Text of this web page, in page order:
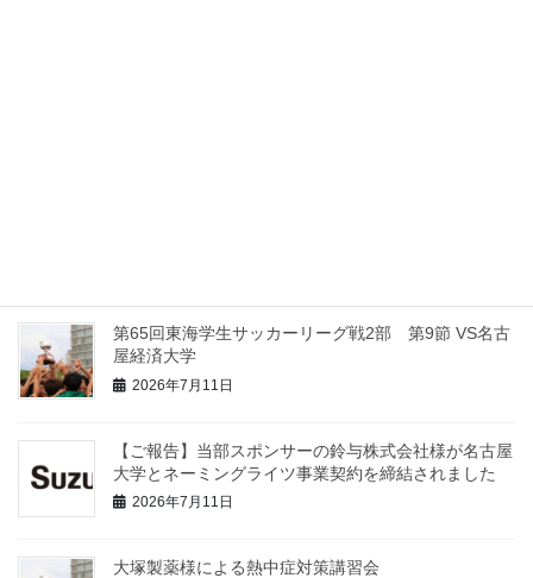
第65回東海学生サッカーリーグ戦2部 第9節 VS名古
屋経済大学
2026年7月11日
【ご報告】当部スポンサーの鈴与株式会社様が名古屋
大学とネーミングライツ事業契約を締結されました
2026年7月11日
大塚製薬様による熱中症対策講習会